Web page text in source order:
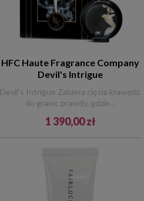
HFC Haute Fragrance Company
Devil's Intrigue
Devil's Intrigue Zabiera cię na krawędź,
do granic prawdy, gdzie...
1 390,00 zł